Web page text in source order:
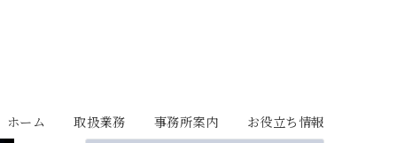
ホーム 取扱業務 事務所案内 お役立ち情報